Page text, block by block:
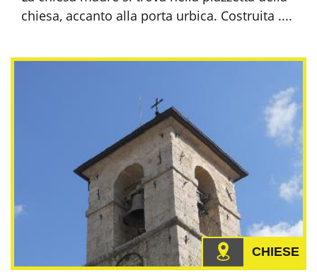
chiesa, accanto alla porta urbica. Costruita ....
CHIESE